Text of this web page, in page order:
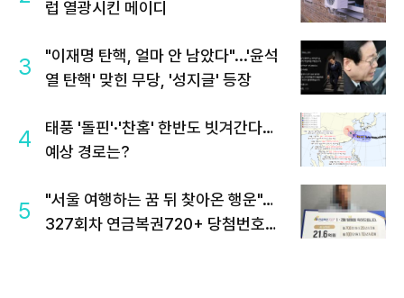
럽 열광시킨 메이디
3
"이재명 탄핵, 얼마 안 남았다"...'윤석
열 탄핵' 맞힌 무당, '성지글' 등장
4
태풍 '돌핀'·'찬홈' 한반도 빗겨간다…
예상 경로는?
5
"서울 여행하는 꿈 뒤 찾아온 행운"…
327회차 연금복권720+ 당첨번호조